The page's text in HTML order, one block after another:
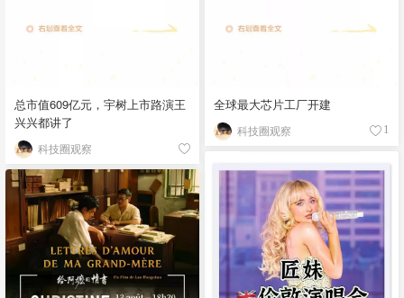
总市值609亿元，宇树上市路演王
兴兴都讲了
科技圈观察
全球最大芯片工厂开建
科技圈观察 1